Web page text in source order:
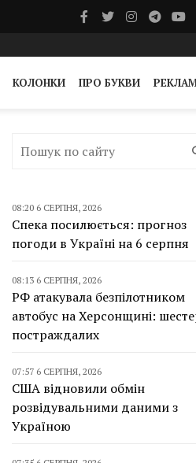
КОЛОНКИ ПРО БУКВИ
08:20 6 СЕРПНЯ, 2026
Спека посилюється: прогноз
погоди в Україні на 6 серпня
08:13 6 СЕРПНЯ, 2026
РФ атакувала безпілотником
автобус на Херсонщині:
постраждалих
07:57 6 СЕРПНЯ, 2026
США відновили обмін
розвідувальними даними з
Україною